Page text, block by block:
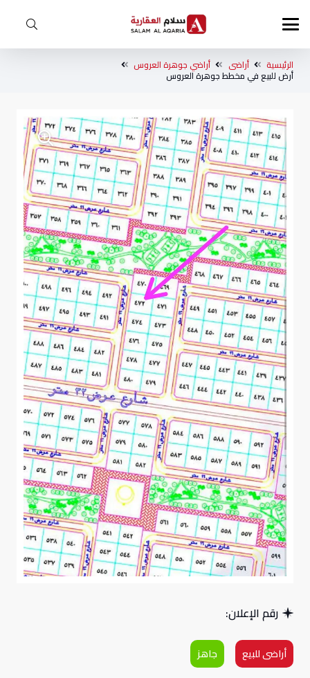
الرئيسية أراضى أراضي جوهرة العروس
أرض للبيع في مخطط جوهرة العروس
رقم الإعلان:
أراضى للبيع جاهز